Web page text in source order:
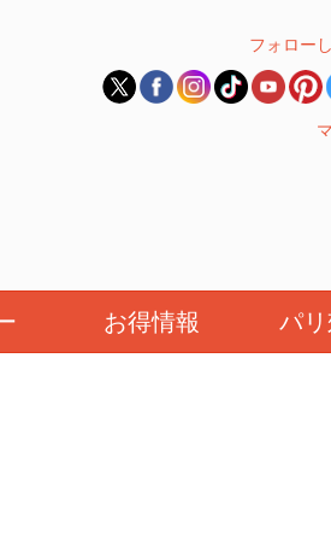
フォロー
お得情報 パ